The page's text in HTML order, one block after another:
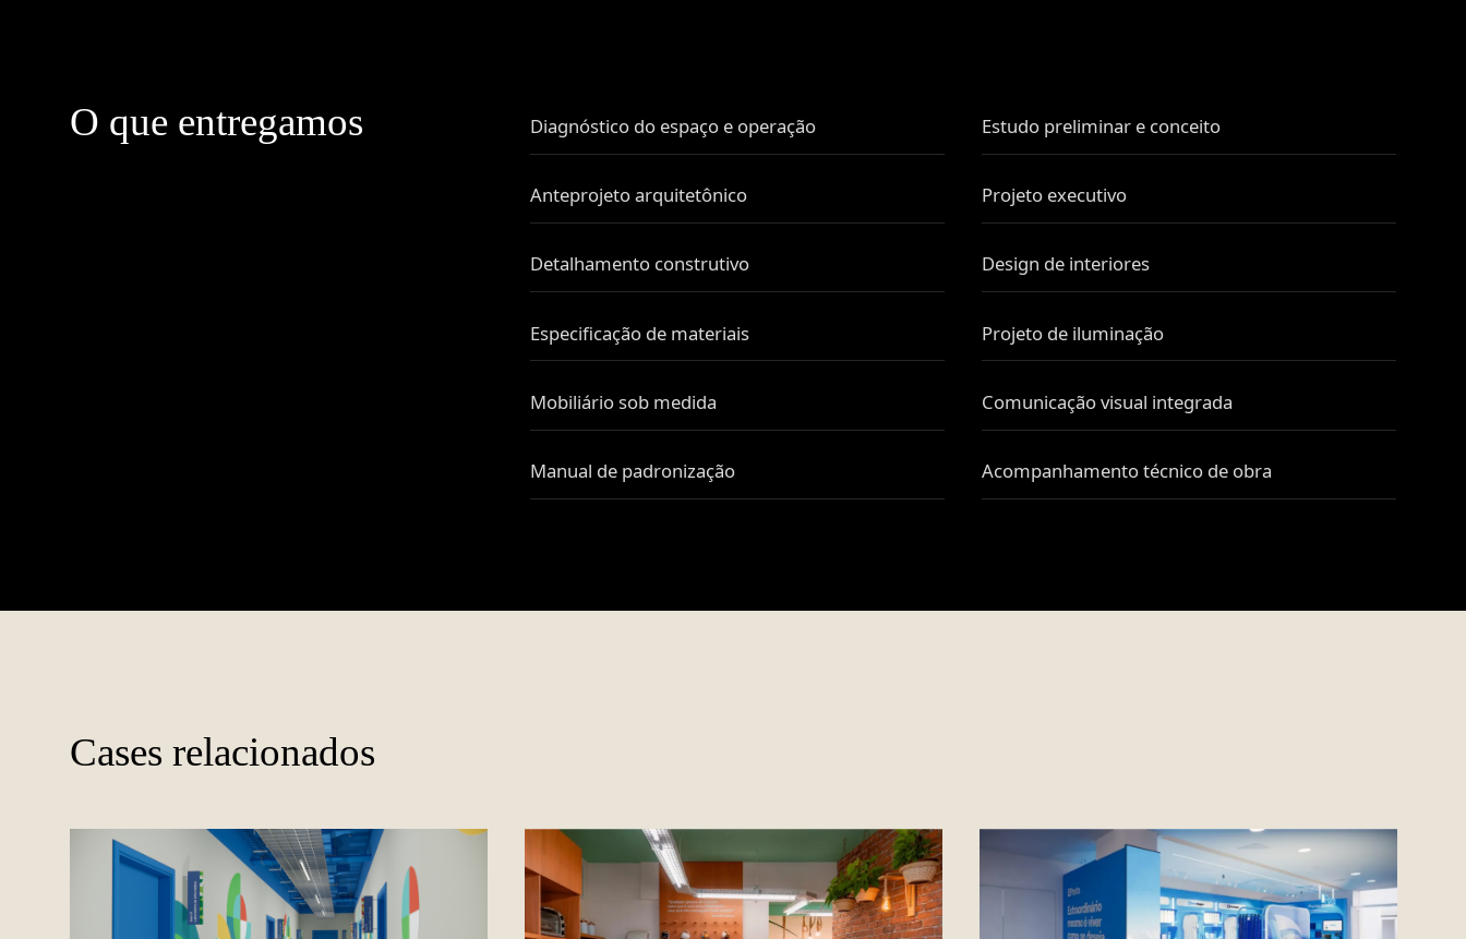
O que entregamos Diagnóstico do espaço e operação Estudo preliminar e conceito
Anteprojeto arquitetônico Projeto executivo
Detalhamento construtivo Design de interiores
Especificação de materiais Projeto de iluminação
Mobiliário sob medida Comunicação visual integrada
Manual de padronização Acompanhamento técnico de obra
Cases relacionados